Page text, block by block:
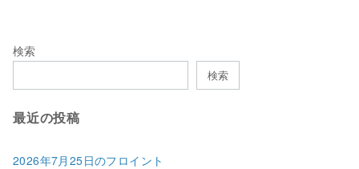
検索
検索
最近の投稿
2026年7月25日のフロイント